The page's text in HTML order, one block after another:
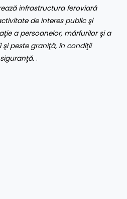
infrastructura feroviară
de interes public şi
a persoanelor, mărfurilor şi a
peste graniţă, în condiţii
.